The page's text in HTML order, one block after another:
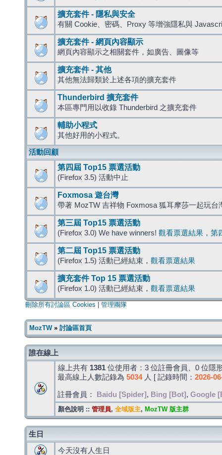
擴充套件 - 隱私與安全
有關 Cookie、密碼、Proxy 等增強隱私與
擴充套件 - 網頁內容顯示
網頁內容顯示之相關套件，如廣告、圖像等
擴充套件 - 其他
其他無法歸類於上述各項的擴充套件
Thunderbird 擴充套件
本區專門用以收錄 Thunderbird 之擴充套件
輔助小程式
其他好用的小程式。
活動回顧
第四屆 Top15 票選活動
(Firefox 3.5) 活動中止
Foxmosa 遊台灣
帶著 MozTW 吉祥物 Foxmosa 狐耳摩莎一起玩台
第三屆 Top15 票選活動
(Firefox 3.0) We have winners! 觀看票選結果 ， 第
第二屆 Top15 票選活動
(Firefox 1.5) 活動已經結束， 觀看票選結果
擴充套件 Top 15 票選活動
(Firefox 1.0) 活動已經結束， 觀看票選結果
刪除所有討論區 Cookies 管理團隊
MozTW» 討論區首頁
誰在線上
線上共有 1381 位使用者：3 位註冊會員、0 位隱
最高線上人數記錄為 5034人 [ 記錄時間： 2026-
註冊會員： Baidu [Spider] , Bing [Bot] , Google
顏色說明 :: 管理員, 全域版主, MozTW 版主群
生日
今天沒有人生日